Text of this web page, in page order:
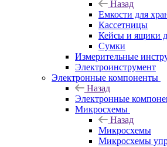
Назад
Емкости для
Кассетницы
Кейсы и ящики
Сумки
Измерительные
Электроинструмент
Электронные компоненты
Назад
Электронные
Микросхемы
Назад
Микросхемы
Микросхемы